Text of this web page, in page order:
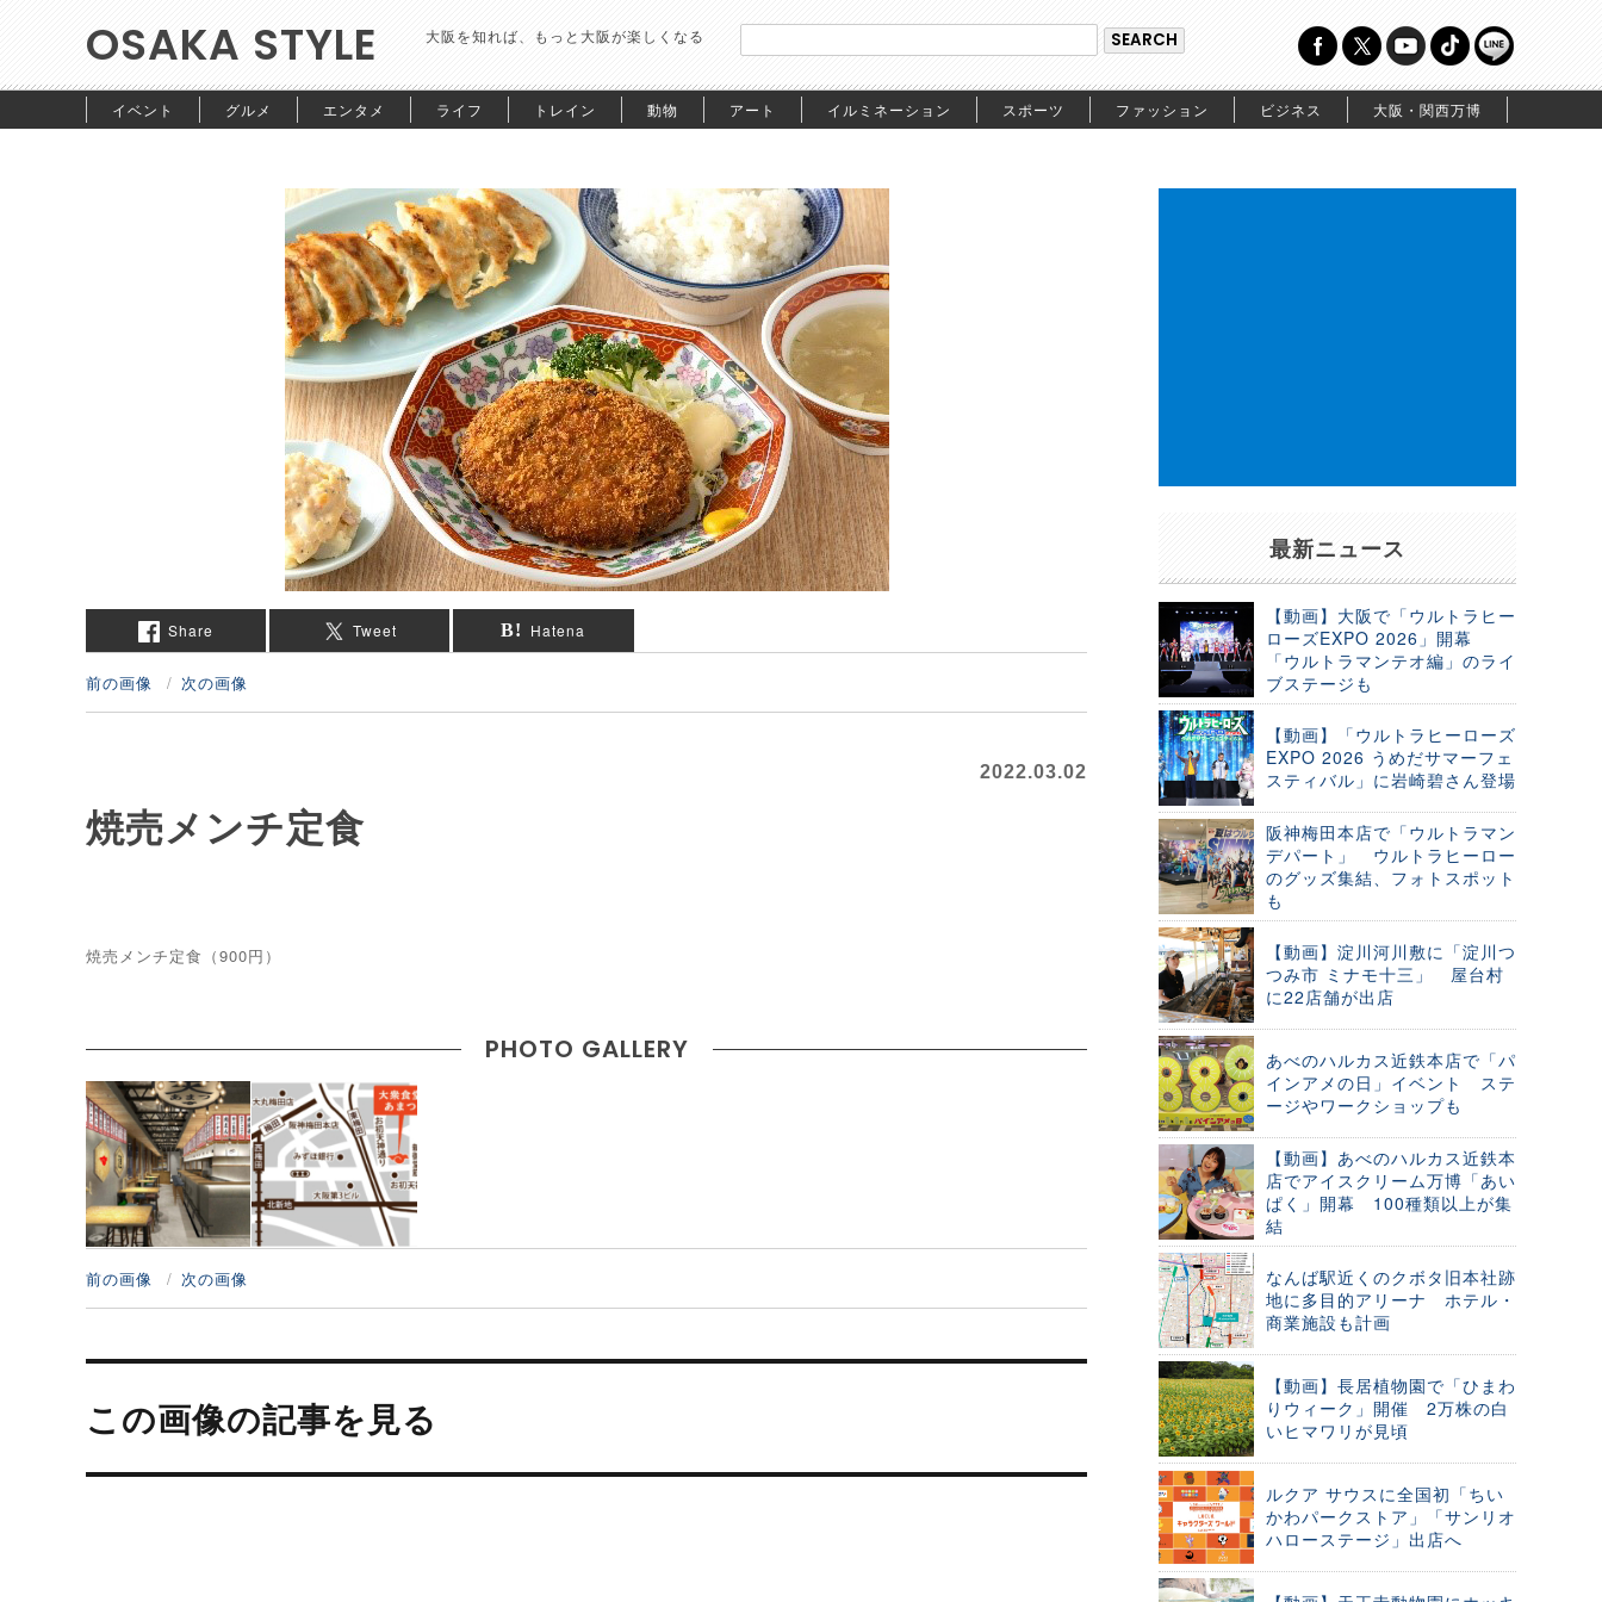
OSAKA STYLE 大阪を知れば、もっと大阪が楽しくなる
イベント グルメ エンタメ ライフ トレイン 動物 アート イルミネーション スポーツ ファッション ビジネス 大阪・関西万博
Share Tweet Hatena
前の画像 次の画像
2022.03.02
焼売メンチ定食
焼売メンチ定食（900円）
PHOTO GALLERY
前の画像 次の画像
投
ナ
ビ
ー
この画像の記事を見る
最新ニュース
【動画】大阪で「ウルトラヒー
ローズEXPO 2026」開幕
「ウルトラマンテオ編」のライ
ブステージも
【動画】「ウルトラヒーローズ
EXPO 2026 うめだサマーフェ
スティバル」に岩崎碧さん登場
阪神梅田本店で「ウルトラマン
デパート」 ウルトラヒーロー
のグッズ集結、フォトスポット
も
【動画】淀川河川敷に「淀川つ
つみ市 ミナモ十三」 屋台村
に22店舗が出店
あべのハルカス近鉄本店で「パ
インアメの日」イベント ステ
ージやワークショップも
【動画】あべのハルカス近鉄本
店でアイスクリーム万博「あい
ぱく」開幕 100種類以上が集
結
なんば駅近くのクボタ旧本社跡
地に多目的アリーナ ホテル・
商業施設も計画
【動画】長居植物園で「ひまわ
りウィーク」開催 2万株の白
いヒマワリが見頃
ルクア サウスに全国初「ちい
かわパークストア」「サンリオ
ハローステージ」出店へ